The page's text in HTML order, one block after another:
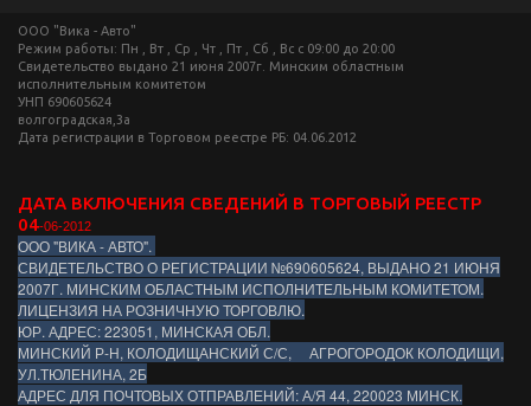
ООО "Вика - Авто"
Режим работы: Пн , Вт , Ср , Чт , Пт , Сб , Вс c 09:00 до 20:00
Свидетельство выдано 21 июня 2007г. Минским областным
исполнительным комитетом
УНП 690605624
волгоградская,3а
Дата регистрации в Торговом реестре РБ: 04.06.2012
ДАТА ВКЛЮЧЕНИЯ СВЕДЕНИЙ В ТОРГОВЫЙ РЕЕСТР
04-06-2012
ООО "ВИКА - АВТО".
СВИДЕТЕЛЬСТВО О РЕГИСТРАЦИИ №690605624, ВЫДАНО 21 ИЮНЯ
2007Г. МИНСКИМ ОБЛАСТНЫМ ИСПОЛНИТЕЛЬНЫМ КОМИТЕТОМ.
ЛИЦЕНЗИЯ НА РОЗНИЧНУЮ ТОРГОВЛЮ.
ЮР. АДРЕС: 223051, МИНСКАЯ ОБЛ.
МИНСКИЙ Р-Н, КОЛОДИЩАНСКИЙ С/С, АГРОГОРОДОК КОЛОДИЩИ,
УЛ.ТЮЛЕНИНА, 2Б
АДРЕС ДЛЯ ПОЧТОВЫХ ОТПРАВЛЕНИЙ: А/Я 44, 220023 МИНСК.